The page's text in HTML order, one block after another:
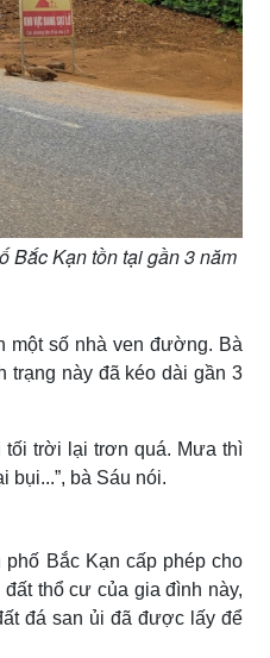
Bắc Kạn tồn tại gần 3 năm
một số nhà ven đường. Bà
trạng này đã kéo dài gần 3
tối trời lại trơn quá. Mưa thì
bụi...”, bà Sáu nói.
Bắc Kạn cấp phép cho
thổ cư của gia đình này,
đá san ủi đã được lấy để